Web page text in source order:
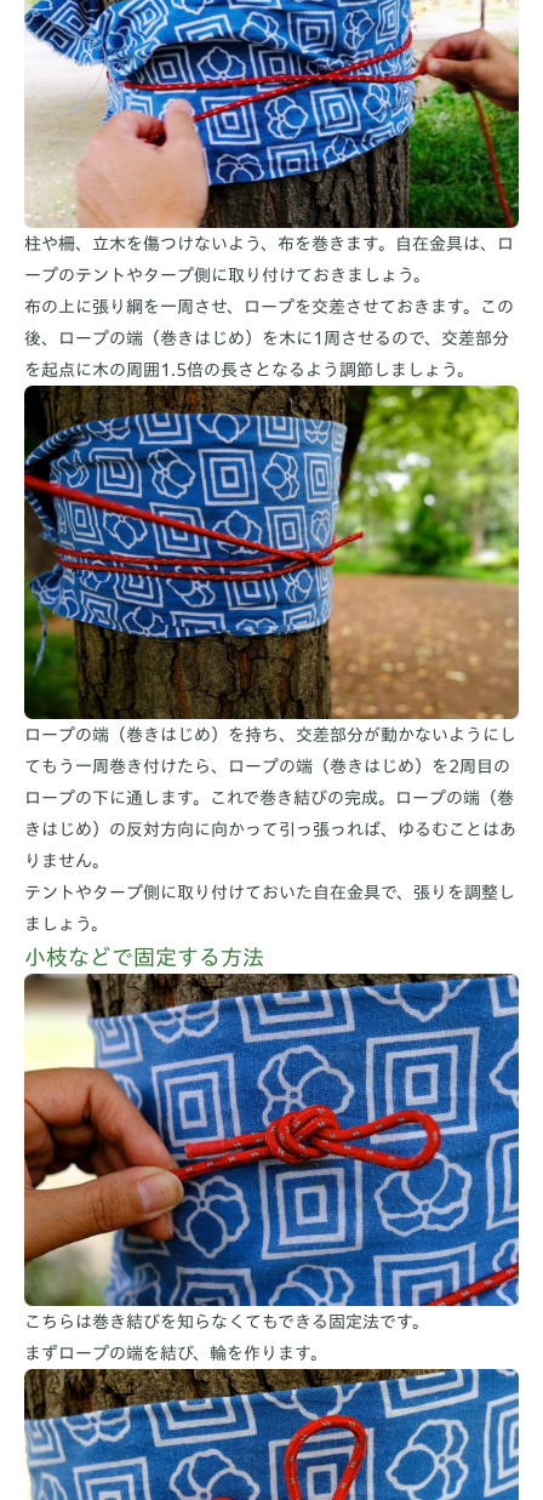
柱や柵、立木を傷つけないよう、布を巻きます。自在金具は、ロ
ープのテントやタープ側に取り付けておきましょう。
布の上に張り綱を一周させ、ロープを交差させておきます。この
後、ロープの端（巻きはじめ）を木に1周させるので、交差部分
を起点に木の周囲1.5倍の長さとなるよう調節しましょう。
ロープの端（巻きはじめ）を持ち、交差部分が動かないようにし
てもう一周巻き付けたら、ロープの端（巻きはじめ）を2周目の
ロープの下に通します。これで巻き結びの完成。ロープの端（巻
きはじめ）の反対方向に向かって引っ張っれば、ゆるむことはあ
りません。
テントやタープ側に取り付けておいた自在金具で、張りを調整し
ましょう。
小枝などで固定する方法
こちらは巻き結びを知らなくてもできる固定法です。
まずロープの端を結び、輪を作ります。